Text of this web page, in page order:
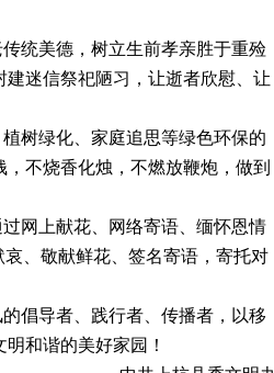
统美德，树立生前孝亲胜于重殓
迷信祭祀陋习，让逝者欣慰、让
树绿化、家庭追思等绿色环保的
不烧香化烛，不燃放鞭炮，做到
网上献花、网络寄语、缅怀恩情
、敬献鲜花、签名寄语，寄托对
倡导者、践行者、传播者，以移
和谐的美好家园！